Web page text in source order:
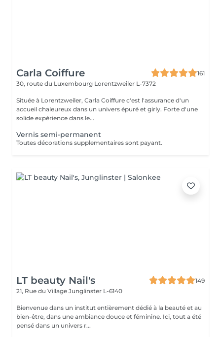
Carla Coiffure
161
30, route du Luxembourg Lorentzweiler L-7372
Située à Lorentzweiler, Carla Coiffure c'est l'assurance d'un
accueil chaleureux dans un univers épuré et girly. Forte d'une
solide expérience dans le...
Vernis semi-permanent
Toutes décorations supplementaires sont payant.
LT beauty Nail's
149
21, Rue du Village Junglinster L-6140
Bienvenue dans un institut entièrement dédié à la beauté et au
bien-être, dans une ambiance douce et féminine. Ici, tout a été
pensé dans un univers r...